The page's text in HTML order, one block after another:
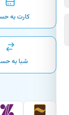
کارت به حساب
شبا به حساب